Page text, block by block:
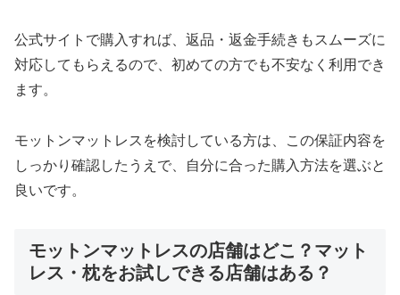
公式サイトで購入すれば、返品・返金手続きもスムーズに
対応してもらえるので、初めての方でも不安なく利用でき
ます。
モットンマットレスを検討している方は、この保証内容を
しっかり確認したうえで、自分に合った購入方法を選ぶと
良いです。
モットンマットレスの店舗はどこ？マット
レス・枕をお試しできる店舗はある？